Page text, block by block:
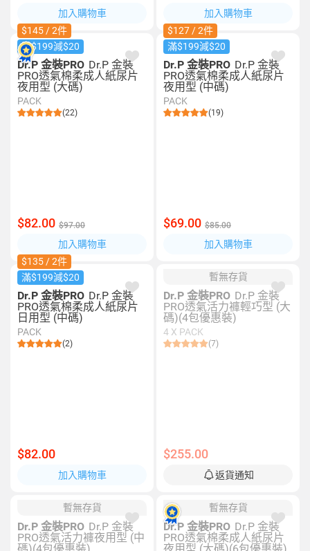
加入購物車
加入購物車
$145 / 2件
滿$199減$20
Dr.P 金裝PRO Dr.P 金裝
PRO透氣棉柔成人紙尿片
夜用型 (大碼)
PACK
(22)
$82.00 $97.00
加入購物車
$127 / 2件
滿$199減$20
Dr.P 金裝PRO Dr.P 金裝
PRO透氣棉柔成人紙尿片
夜用型 (中碼)
PACK
(19)
$69.00 $85.00
加入購物車
$135 / 2件
滿$199減$20
Dr.P 金裝PRO Dr.P 金裝
PRO透氣棉柔成人紙尿片
日用型 (中碼)
PACK
(2)
$82.00
加入購物車
暫無存貨
Dr.P 金裝PRO Dr.P 金裝
PRO透氣活力褲輕巧型 (大
碼)(4包優惠裝)
4 X PACK
(7)
$255.00
返貨通知
暫無存貨
Dr.P 金裝PRO Dr.P 金裝
PRO透氣活力褲夜用型 (中
暫無存貨
Dr.P 金裝PRO Dr.P 金裝
PRO透氣棉柔成人紙尿片